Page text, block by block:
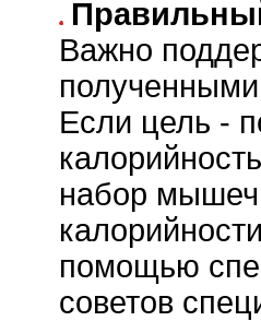
Важно
Если цель -
набор
помощью
советов